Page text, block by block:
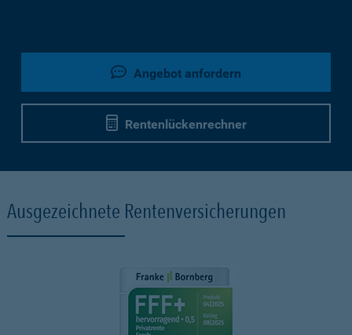
Angebot anfordern
Rentenlückenrechner
Ausgezeichnete Rentenversicherungen